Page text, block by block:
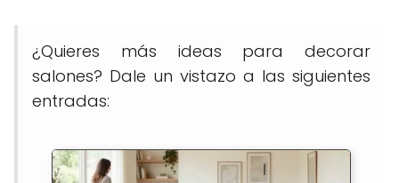
¿Quieres más ideas para decorar
salones? Dale un vistazo a las siguientes
entradas: